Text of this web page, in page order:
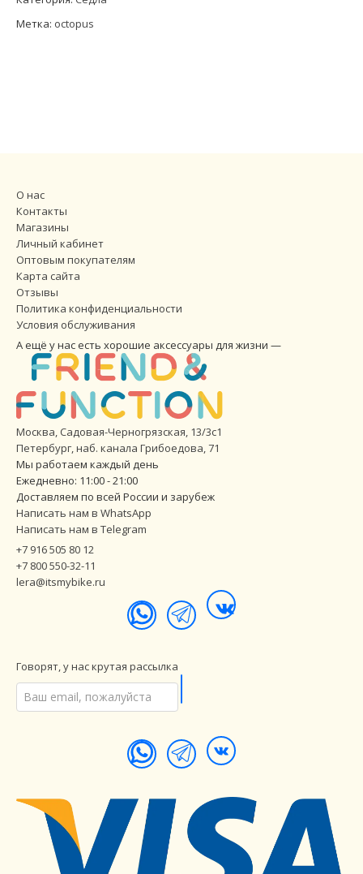
Метка: octopus
О нас
Контакты
Магазины
Личный кабинет
Оптовым покупателям
Карта сайта
Отзывы
Политика конфиденциальности
Условия обслуживания
А ещё у нас есть хорошие аксессуары для жизни —
Москва, Садовая-Черногрязская, 13/3с1
Петербург,наб. канала Грибоедова, 71
Мы работаем каждый день
Ежедневно: 11:00 - 21:00
Доставляем по всей России и зарубеж
Написать нам в WhatsApp
Написать нам в Telegram
+7 916 505 80 12
+7 800 550-32-11
lera@itsmybike.ru
Говорят, у нас крутая рассылка